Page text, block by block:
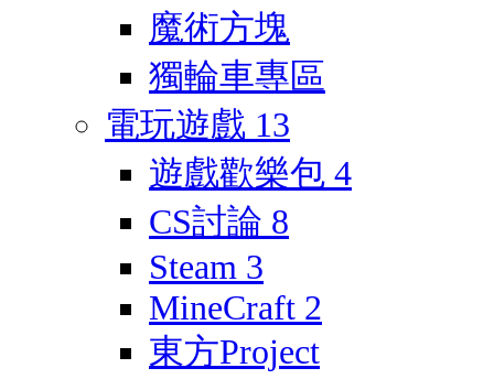
魔術方塊
獨輪車專區
電玩遊戲 13
遊戲歡樂包 4
CS討論 8
Steam 3
MineCraft 2
東方Project